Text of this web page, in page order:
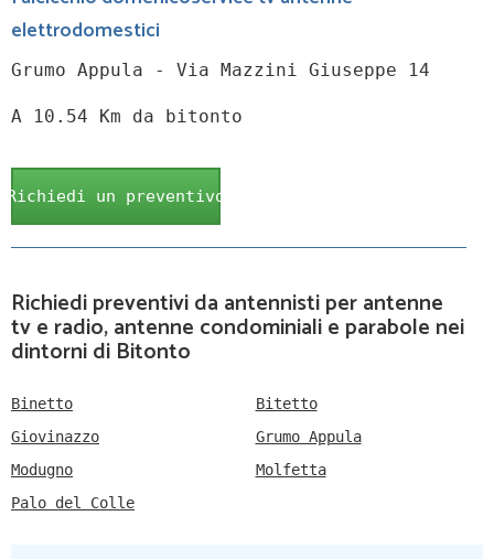
elettrodomestici
Grumo Appula - Via Mazzini Giuseppe 14
A 10.54 Km da bitonto
Richiedi un preventivo
Richiedi preventivi da antennisti per antenne
tv e radio, antenne condominiali e parabole nei
dintorni di Bitonto
Binetto
Bitetto
Giovinazzo
Grumo Appula
Modugno
Molfetta
Palo del Colle